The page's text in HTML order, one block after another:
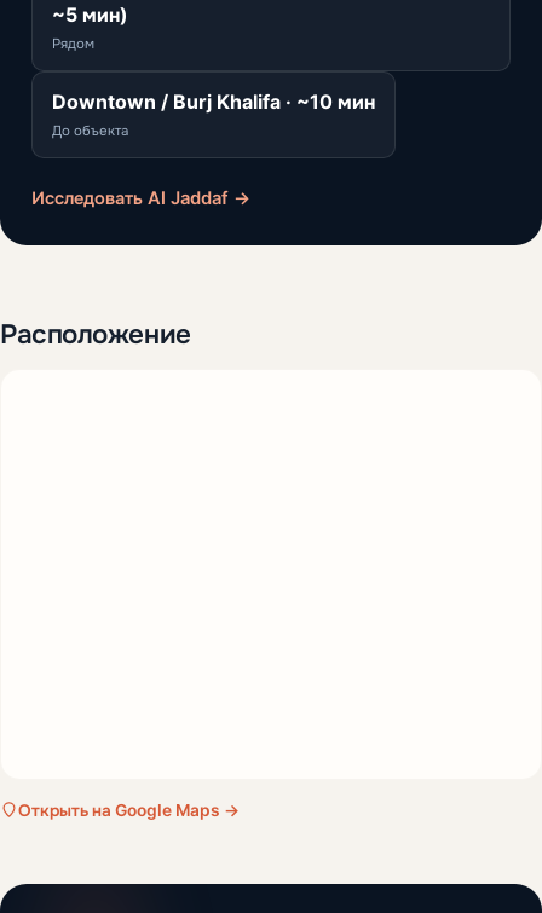
~5 мин)
Рядом
Downtown / Burj Khalifa · ~10 мин
До объекта
Исследовать Al Jaddaf →
Расположение
Открыть на Google Maps →